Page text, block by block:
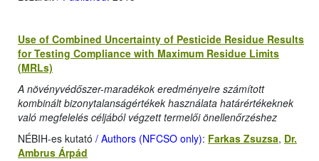
Use of Combined Uncertainty of Pesticide Residue Results
for Testing Compliance with Maximum Residue Limits
(MRLs)
A növényvédőszer-maradékok eredményeire számított
kombinált bizonytalanságértékek használata határértékeknek
való megfelelés céljából végzett termelői önellenőrzéshez
NÉBIH-es kutató / Authors (NFCSO only): Farkas Zsuzsa, Dr.
Ambrus Árpád